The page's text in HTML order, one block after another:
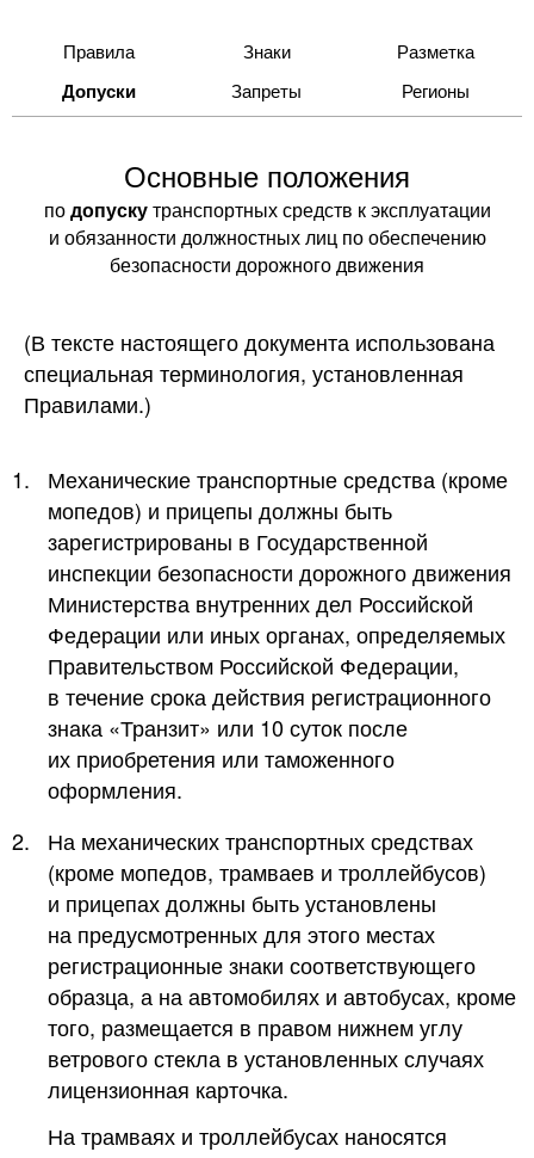
Правила Знаки Разметка
Допуски Запреты Регионы
Основные положения
подопускутранспортных средств к эксплуатации
и обязанности должностных лиц по обеспечению
безопасности дорожного движения
(В тексте настоящего документа использована
специальная терминология, установленная
Правилами.)
1.
Механические транспортные средства (кроме
мопедов) и прицепы должны быть
зарегистрированы в Государственной
инспекции безопасности дорожного движения
Министерства внутренних дел Российской
Федерации или иных органах, определяемых
Правительством Российской Федерации,
в течение срока действия регистрационного
знака «Транзит» или 10 суток после
их приобретения или таможенного
оформления.
2.
На механических транспортных средствах
(кроме мопедов, трамваев и троллейбусов)
и прицепах должны быть установлены
на предусмотренных для этого местах
регистрационные знаки соответствующего
образца, а на автомобилях и автобусах, кроме
того, размещается в правом нижнем углу
ветрового стекла в установленных случаях
лицензионная карточка.
На трамваях и троллейбусах наносятся